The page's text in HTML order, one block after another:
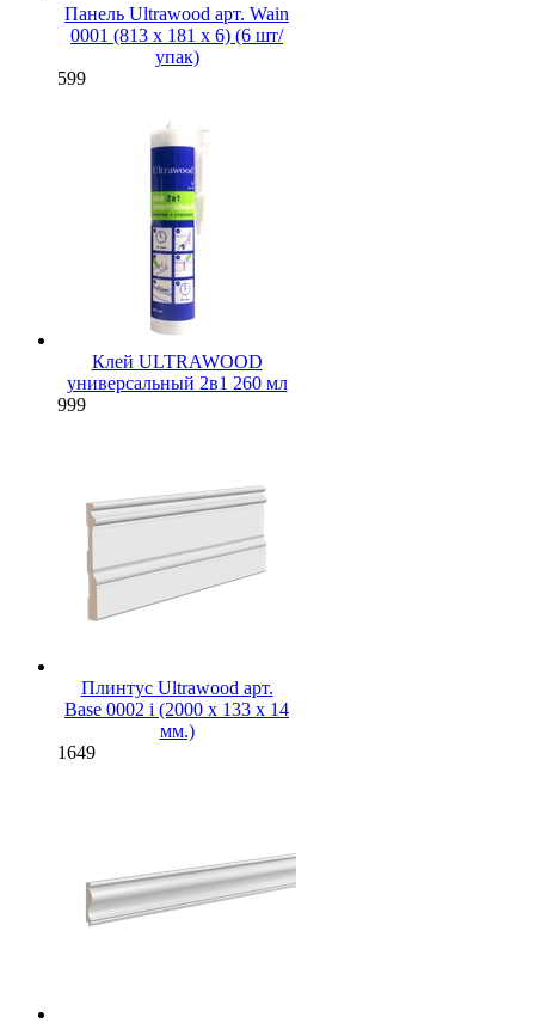
Панель Ultrawood арт. Wain
0001 (813 х 181 х 6) (6 шт/
упак)
599
Клей ULTRAWOOD
универсальный 2в1 260 мл
999
Плинтус Ultrawood арт.
Base 0002 i (2000 x 133 x 14
мм.)
1649